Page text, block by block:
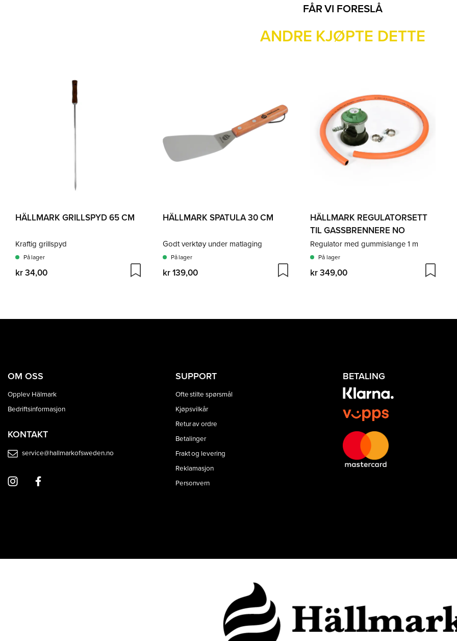
FÅR VI FORESLÅ
ANDRE KJØPTE DETTE
HÄLLMARK GRILLSPYD 65 CM
Kraftig grillspyd
På lager
kr 34,00
HÄLLMARK SPATULA 30 CM
Godt verktøy under matlaging
På lager
kr 139,00
HÄLLMARK REGULATORSETT
TIL GASSBRENNERE NO
Regulator med gummislange 1 m
På lager
kr 349,00
OM OSS
Opplev Hälmark
Bedriftsinformasjon
KONTAKT
service@hallmarkofsweden.no
SUPPORT
Ofte stilte spørsmål
Kjøpsvilkår
Retur av ordre
Betalinger
Frakt og levering
Reklamasjon
Personvern
BETALING